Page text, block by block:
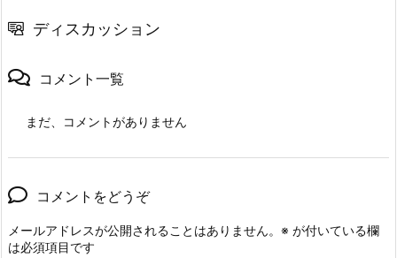
ディスカッション
コメント一覧
まだ、コメントがありません
コメントをどうぞ
メールアドレスが公開されることはありません。 ※ が付いている欄
は必須項目です